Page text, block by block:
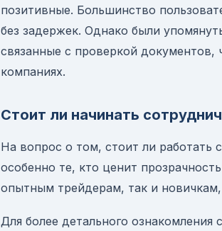
позитивные. Большинство
без задержек. Однако были
связанные с проверкой документов,
компаниях.
Стоит ли начинать
На вопрос о том, стоит ли работать
особенно те, кто ценит
опытным трейдерам, так и
Для более детального